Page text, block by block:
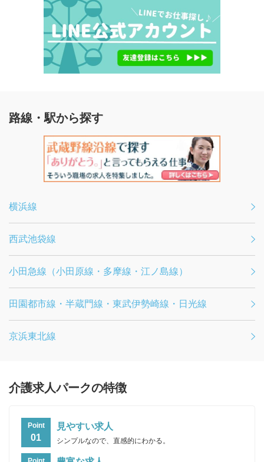
路線・駅から探す
横浜線
西武池袋線
小田急線（小田原線・多摩線・江ノ島線）
田園都市線・半蔵門線・東武伊勢崎線・日光線
京浜東北線
介護求人パークの特徴
Point
01
見やすい求人
シンプルなので、直感的にわかる。